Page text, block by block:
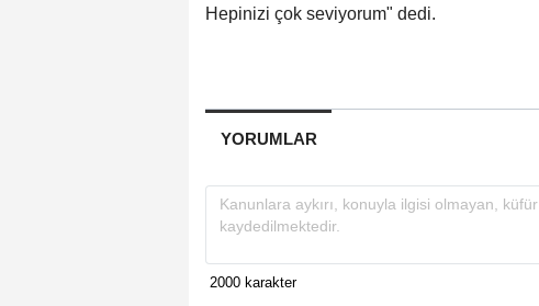
Hepinizi çok seviyorum" dedi.
YORUMLAR